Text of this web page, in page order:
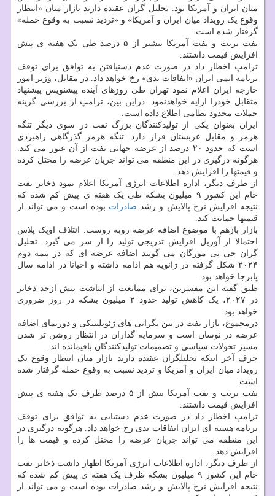
میان ایران و آمریکا بود. تحلیل گران عقیده دارند بازار میان «انتظار
وقوع یک رویداد میان ایران و آمریکا» و «تردید نسبت به وقوع حمله»
گرفتار شده است.
نفت برنت و نفت آمریکا بیشتر از ۵ درصد طی یک هفته ی پیش
افزایش قیمت داشتند.
ترامپ اخطار داد در صورت عدم دستیافتن به توافق برای توقف
برنامه اتمی ایران «اتفاقات بدی» رخ خواهد داد. در مقابل، وزیر امور
خارجه ایران اعلام نمود تهران طی روزهای آینده پیشنویس پیشنهاد
متقابل خودرا ارایه خواهدنمود. دراین بین، ترامپ از بررسی گزینه
حملات محدود نظامی اطلاع داده است.
ایران بعنوان یکی از تولیدکنندگان بزرگ نفت در سوی دیگر تنگه
هرمز و مقابل عربستان قرار دارد. تنگه هرمز گذرگاهی راهبردی
است که حدود ۲۰ درصد از عرضه جهانی نفت از آن عبور می کند.
هرگونه درگیری در این منطقه می تواند جریان عرضه را مختل کرده
و قیمتها را افزایش دهد.
از طرف دیگر، اداره اطلاعات انرژی آمریکا اعلام نمود ذخایر نفت
خام این کشور ۹ میلیون بشکه طی یک هفته ی پیش کم شده که
نتیجه افزایش نرخ پالایش و رشد صادرات بوده است و می تواند از
قیمتها حمایت کند.
بازار بازهم با موضوع اضافه عرضه روبه روست. ائتلاف اوپک پلاس
احتمالا از آوریل افزایش تدریجی تولید را از سر می گیرد. تحلیل
گران جی پی مورگان می گویند اضافه عرضه ای که در نیمه دوم
۲۰۲۴ شکل گرفته در ژانویه هم ادامه داشته و احیانا در ادامه سال
پابرجا خواهد بود.
طبق گفته این مفسرین، برای ممانعت از انباشت بیش ازحد ذخایر
در ۲۰۲۷، یک کاهش تولید حدود ۲ میلیون بشکه در روز ضروری
خواهد بود.
درمجموع، بازار نفت در بین نگرانی های ژئوپلیتیکی و دورنمای اضافه
عرضه در نوسان است و سرمایه گذاران در انتظار روشن تر شدن
مسیر تحولات سیاسی و تصمیمات تولیدکنندگان باقیمانده اند.
حرف آخر اینکه تحلیلگران عقیده دارند بازار میان انتظار وقوع یک
رویداد میان ایران و آمریکا و تردید نسبت به وقوع حمله گرفتار شده
است.
نفت برنت و نفت آمریکا بیش از ۵ درصد ظرف یک هفته ی پیش
افزایش قیمت داشتند.
ترامپ اخطار داد در صورت عدم دستیابی به توافق برای توقف
برنامه هسته ای ایران اتفاقات بدی رخ خواهد داد. هرگونه درگیری در
این منطقه می تواند جریان عرضه را مختل کرده و قیمت ها را
افزایش دهد.
از طرف دیگر، اداره اطلاعات انرژی آمریکا اظهار داشت ذخایر نفت
خام این کشور ۹ میلیون بشکه ظرف یک هفته ی پیش کم شده که
نتیجه افزایش نرخ پالایش و رشد صادرات بوده است و می تواند از